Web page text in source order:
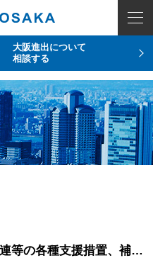
大阪進出について
相談する
新型コロナウイルス感染症関連等の各種支援措置、補助金、助成金について